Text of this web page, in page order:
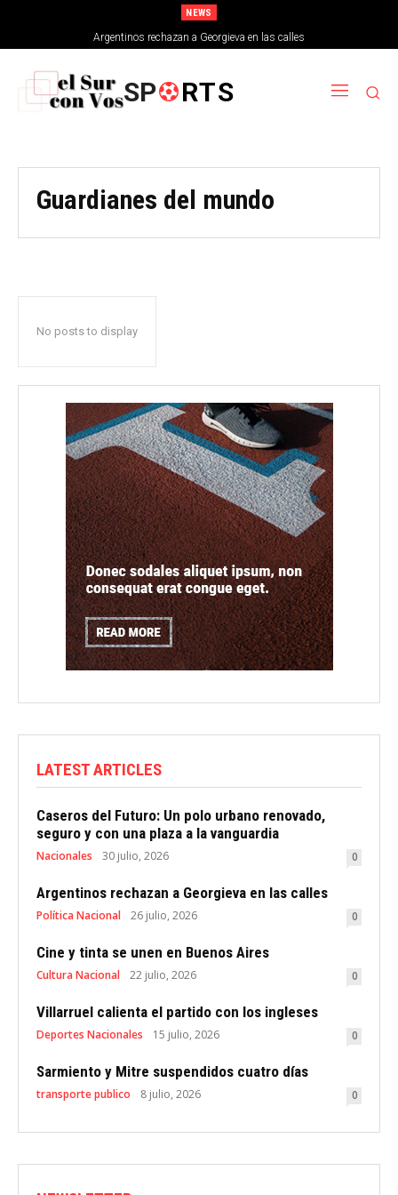
NEWS
Argentinos rechazan a Georgieva en las calles
SP RTS
Guardianes del mundo
No posts to display
LATEST ARTICLES
Caseros del Futuro: Un polo urbano renovado,
seguro y con una plaza a la vanguardia
Nacionales 30 julio, 2026 0
Argentinos rechazan a Georgieva en las calles
Política Nacional 26 julio, 2026 0
Cine y tinta se unen en Buenos Aires
Cultura Nacional 22 julio, 2026 0
Villarruel calienta el partido con los ingleses
Deportes Nacionales 15 julio, 2026 0
Sarmiento y Mitre suspendidos cuatro días
transporte publico 8 julio, 2026 0